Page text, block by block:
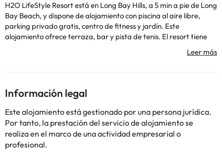
H2O LifeStyle Resort está en Long Bay Hills, a 5 min a pie de Long
Bay Beach, y dispone de alojamiento con piscina al aire libre,
parking privado gratis, centro de fitness y jardín. Este
alojamiento ofrece terraza, bar y pista de tenis. El resort tiene
bañera de hidromasaje, servicio de conserjería y wifi gratis. El
resort ofrece habitaciones con aire acondicionado, armario,
también incluyen cocina con lavavajillas y horno. En H2O
LifeStyle Resort, las habitaciones incluyen ropa de cama y
toallas. En el alojamiento se puede disfrutar de un desayuno
continental. H2O LifeStyle Resort ofrece barbacoa. El
aeropuerto (Aeropuerto internacional de Providenciales) está a
13 km, y el alojamiento ofrece servicio de traslado de pago para
Información legal
Este alojamiento está gestionado por una persona jurídica.
Por tanto, la prestación del servicio de alojamiento se
realiza en el marco de una actividad empresarial o
profesional.